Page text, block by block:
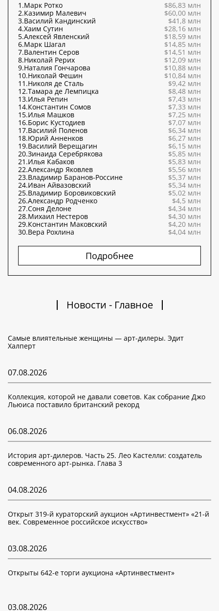
1.Марк Ротко
$86,83 млн
2.Казимир Малевич
$60,00 млн
3.Василий Кандинский
$41,8 млн
4.Хаим Сутин
$28,16 млн
5.Алексей Явленский
$18,59 млн
6.Марк Шагал
$14,85 млн
7.Валентин Серов
$14,51 млн
8.Николай Рерих
$12,09 млн
9.Наталия Гончарова
$10,88 млн
10.Николай Фешин
$10,84 млн
11.Николя де Сталь
$9,42 млн
12.Тамара де Лемпицка
$8,48 млн
13.Илья Репин
$7,43 млн
14.Константин Сомов
$7,33 млн
15.Илья Машков
$7,25 млн
16.Борис Кустодиев
$7,07 млн
17.Василий Поленов
$6,34 млн
18.Юрий Анненков
$6,27 млн
19.Василий Верещагин
$6,15 млн
20.Зинаида Серебрякова
$5,85 млн
21.Илья Кабаков
$5,83 млн
22.Александр Яковлев
$5,56 млн
23.Владимир Баранов-Россине
$5,37 млн
24.Иван Айвазовский
$5,34 млн
25.Владимир Боровиковский
$5,02 млн
26.Александр Родченко
$4,5 млн
27.Соня Делоне
$4,34 млн
28.Михаил Нестеров
$4,30 млн
29.Константин Маковский
$4,20 млн
30.Вера Рохлина $4,04 млн
Подробнее
Новости - Главное
Самые влиятельные женщины — арт-дилеры. Эдит
Халперт
07.08.2026
Коллекция, которой не давали советов. Как собрание Джо
Льюиса поставило британский рекорд
06.08.2026
История арт-дилеров. Часть 25. Лео Кастелли: создатель
современного арт-рынка. Глава 3
04.08.2026
Открыт 319-й кураторский аукцион «Артинвестмент» «21-й
век. Современное российское искусство»
03.08.2026
Открыты 642-е торги аукциона «Артинвестмент»
03.08.2026